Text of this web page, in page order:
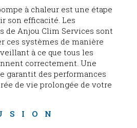
à chaleur est une étape
son efficacité. Les
de Anjou Clim Services sont
ces systèmes de manière
à ce que tous les
correctement. Une
garantit des performances
de vie prolongée de votre